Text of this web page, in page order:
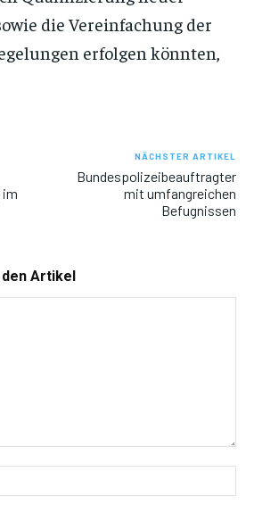
die Vereinfachung der
erfolgen könnten,
NÄCHSTER ARTIKEL
Bundespolizeibeauftragter
mit umfangreichen
Befugnissen
Artikel